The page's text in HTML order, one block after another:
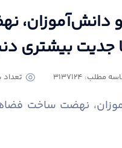
دانش‌آموزان،
جدیت بیشتری
مطلب: 3137124 تعداد
نهضت ساخت